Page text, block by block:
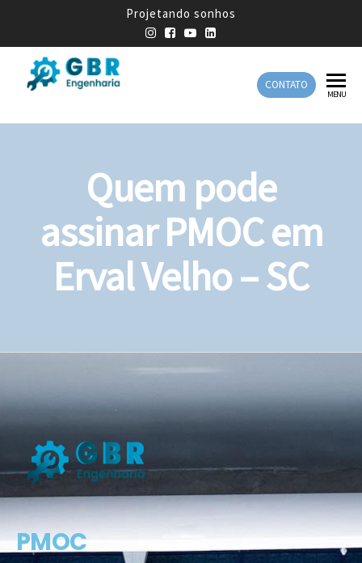
Projetando sonhos
Engenharia
Engenharia
CONTATO
MENU
Quem pode
assinar PMOC em
Erval Velho – SC
PMOC